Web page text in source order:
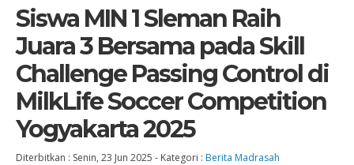
Siswa MIN 1 Sleman Raih
Juara 3 Bersama pada Skill
Challenge Passing Control di
MilkLife Soccer Competition
Yogyakarta 2025
Diterbitkan : Senin, 23 Jun 2025 - Kategori : Berita Madrasah